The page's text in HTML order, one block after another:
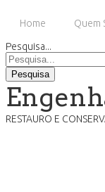
Home Quem
Pesquisa...
Pesquisa
RESTAURO E